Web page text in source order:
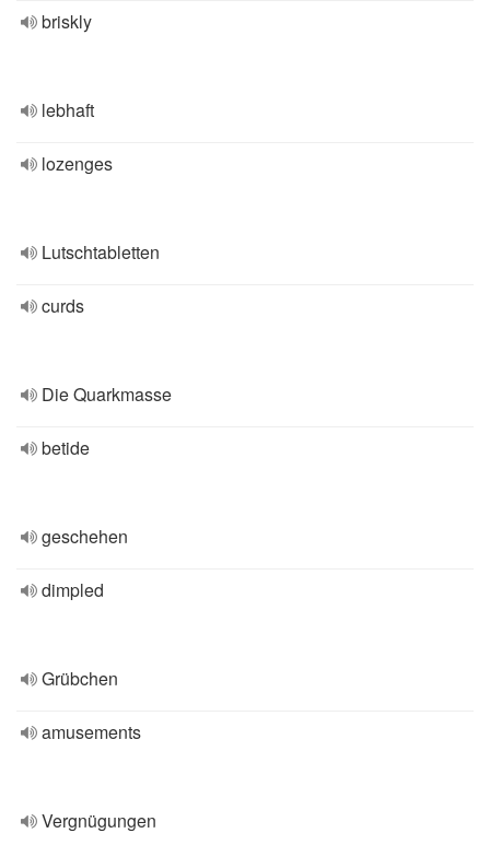
briskly
lebhaft
lozenges
Lutschtabletten
curds
Die Quarkmasse
betide
geschehen
dimpled
Grübchen
amusements
Vergnügungen